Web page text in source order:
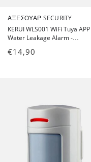
ΑΞΕΣΟΥΆΡ SECURITY
KERUI WLS001 WiFi Tuya APP
Water Leakage Alarm -
Ανιχνευτής Διαρροής Νερού
€14,90